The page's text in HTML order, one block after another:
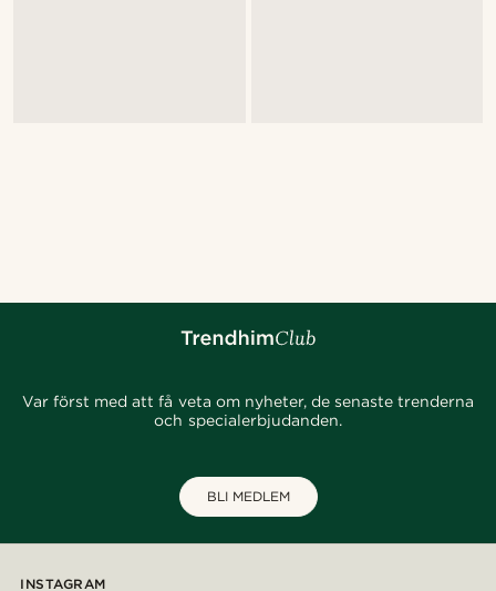
Var först med att få veta om nyheter, de senaste trenderna
och specialerbjudanden.
BLI MEDLEM
INSTAGRAM